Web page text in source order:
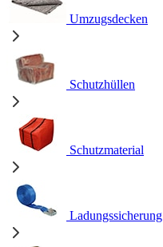
Umzugsdecken
Schutzhüllen
Schutzmaterial
Ladungssicherung